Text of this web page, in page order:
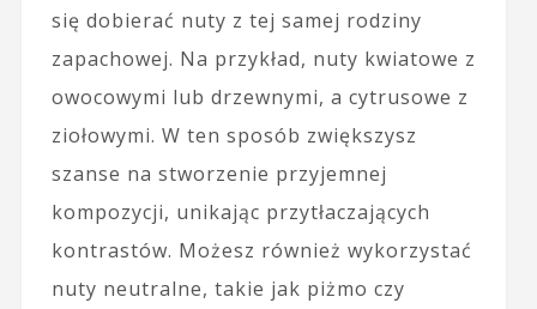
się dobierać nuty z tej samej rodziny
zapachowej. Na przykład, nuty kwiatowe z
owocowymi lub drzewnymi, a cytrusowe z
ziołowymi. W ten sposób zwiększysz
szanse na stworzenie przyjemnej
kompozycji, unikając przytłaczających
kontrastów. Możesz również wykorzystać
nuty neutralne, takie jak piżmo czy